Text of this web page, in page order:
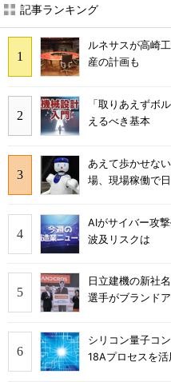
記事ランキング
ルネサスが高崎
産の計画も
「取りあえずボ
えるべき基本
あえて歩かせな
場、現場稼働で
AIがサイバー攻
波及リスクは
日立建機の新社
選手がブランド
シリコン量子コ
18Aプロセスを活